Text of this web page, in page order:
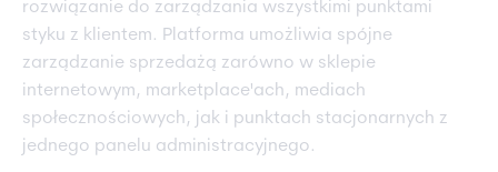
rozwiązanie do zarządzania wszystkimi punktami
styku z klientem. Platforma umożliwia spójne
zarządzanie sprzedażą zarówno w sklepie
internetowym, marketplace'ach, mediach
społecznościowych, jak i punktach stacjonarnych z
jednego panelu administracyjnego.